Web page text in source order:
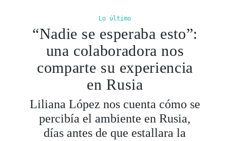
Lo último
“Nadie se esperaba esto”:
una colaboradora nos
comparte su experiencia
en Rusia
Liliana López nos cuenta cómo se
percibía el ambiente en Rusia,
días antes de que estallara la